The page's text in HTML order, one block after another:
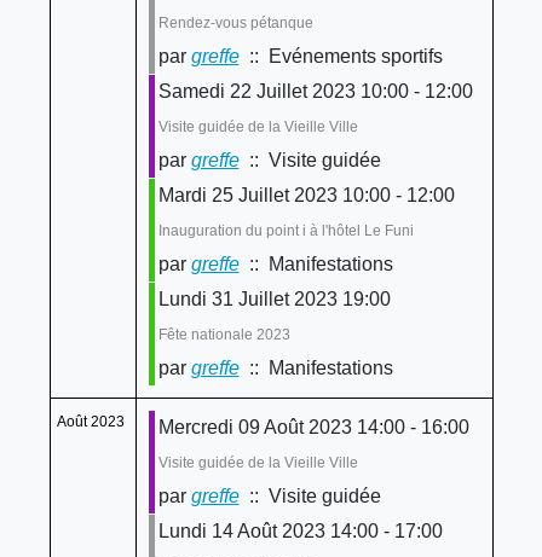
Rendez-vous pétanque
par greffe:: Evénements sportifs
Samedi 22 Juillet 2023 10:00 - 12:00
Visite guidée de la Vieille Ville
par greffe:: Visite guidée
Mardi 25 Juillet 2023 10:00 - 12:00
Inauguration du point i à l'hôtel Le Funi
par greffe:: Manifestations
Lundi 31 Juillet 2023 19:00
Fête nationale 2023
par greffe:: Manifestations
Août 2023 Mercredi 09 Août 2023 14:00 - 16:00
Visite guidée de la Vieille Ville
par greffe:: Visite guidée
Lundi 14 Août 2023 14:00 - 17:00